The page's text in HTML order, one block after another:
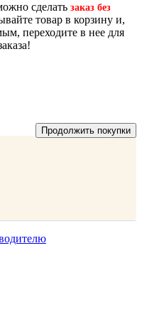
сделать заказ без
товар в корзину и,
переходите в нее для
Продолжить покупки